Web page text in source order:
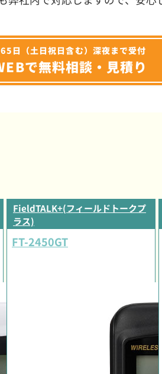
日（土日祝日含む）深夜まで受付
で無料相談・見積り
FieldTALK+(フィールドトークプ
ラス)
FT-2450GT